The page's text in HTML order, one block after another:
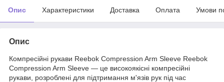
Опис Характеристики Доставка Оплата Умови
Опис
Компресійні рукави Reebok Compression Arm Sleeve Reebok
Compression Arm Sleeve — це високоякісні компресійні
рукави, розроблені для підтримання м'язів рук під час